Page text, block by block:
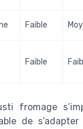
Faible
Faible
fromage
de